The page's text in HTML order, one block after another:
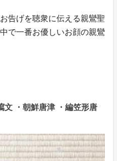
告げを聴衆に伝える親鸞聖
で一番お優しいお顔の親鸞
文 ・朝鮮唐津 ・編笠形唐